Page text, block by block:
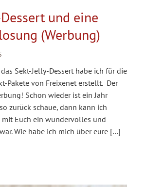
und eine
(Werbung)
Sekt-Jelly-Dessert habe ich für die
Pakete von Freixenet erstellt. Der
Schon wieder ist ein Jahr
zurück schaue, dann kann ich
mit Euch ein wundervolles und
Wie habe ich mich über eure […]